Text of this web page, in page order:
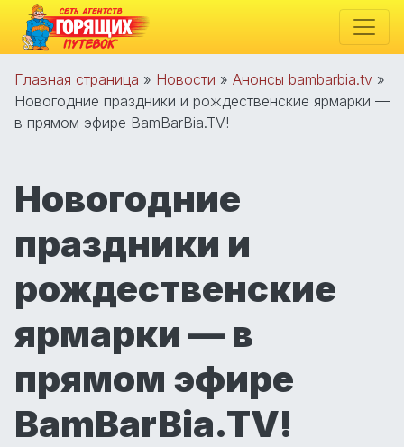
Главная страница » Новости » Анонсы bambarbia.tv »
Новогодние праздники и рождественские ярмарки —
в прямом эфире BamBarBia.TV!
Новогодние
праздники и
рождественские
ярмарки — в
прямом эфире
BamBarBia.TV!